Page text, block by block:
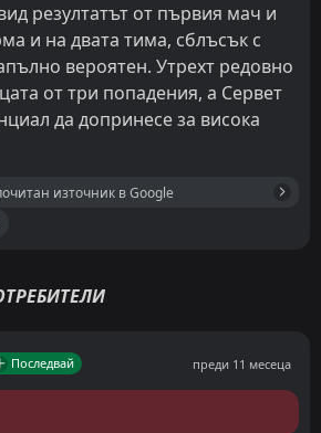
резултатът от първия мач и
и на двата тима, сблъсък с
вероятен. Утрехт редовно
от три попадения, а Сервет
да допринесе за висока
източник в Google
Последвай преди 11 месеца